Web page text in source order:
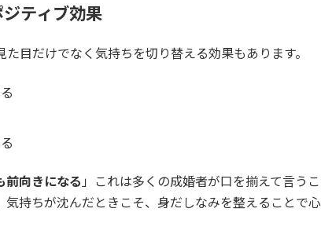
ティブ効果
目だけでなく気持ちを切り替える効果もあります。
前向きになる 」これは多くの成婚者が口を揃えて言うこ
気持ちが沈んだときこそ、身だしなみを整えることで